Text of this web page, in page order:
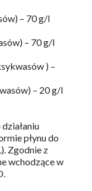
– 70 g/l
– 70 g/l
) –
– 20 g/l
płynu do
Zgodnie z
wchodzące w